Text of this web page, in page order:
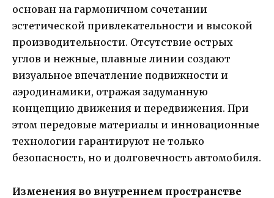
основан на гармоничном сочетании
эстетической привлекательности и высокой
производительности. Отсутствие острых
углов и нежные, плавные линии создают
визуальное впечатление подвижности и
аэродинамики, отражая задуманную
концепцию движения и передвижения. При
этом передовые материалы и инновационные
технологии гарантируют не только
безопасность, но и долговечность автомобиля.
Изменения во внутреннем пространстве